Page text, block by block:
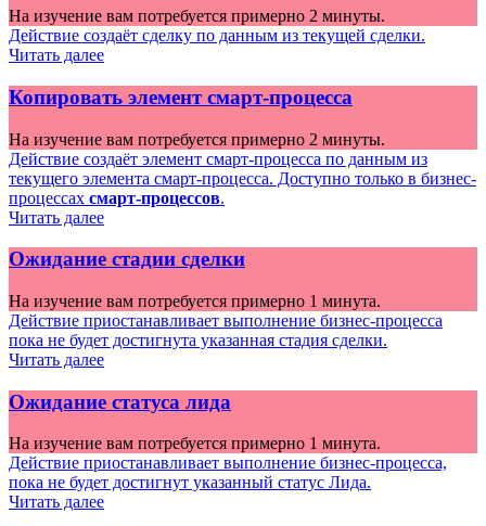
На изучение вам потребуется примерно 2 минуты.
Действие создаёт сделку по данным из текущей сделки.
Читать далее
Копировать элемент смарт-процесса
На изучение вам потребуется примерно 2 минуты.
Действие создаёт элемент смарт-процесса по данным из
текущего элемента смарт-процесса. Доступно только в бизнес-
процессах смарт-процессов.
Читать далее
Ожидание стадии сделки
На изучение вам потребуется примерно 1 минута.
Действие приостанавливает выполнение бизнес-процесса
пока не будет достигнута указанная стадия сделки.
Читать далее
Ожидание статуса лида
На изучение вам потребуется примерно 1 минута.
Действие приостанавливает выполнение бизнес-процесса,
пока не будет достигнут указанный статус Лида.
Читать далее